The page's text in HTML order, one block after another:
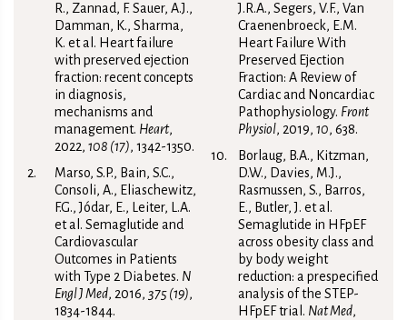
R., Zannad, F. Sauer, A.J.,
Damman, K., Sharma,
K. et al. Heart failure
with preserved ejection
fraction: recent concepts
in diagnosis,
mechanisms and
management. Heart,
2022, 108 (17), 1342-1350.
Marso, S.P., Bain, S.C.,
Consoli, A., Eliaschewitz,
F.G., Jódar, E., Leiter, L.A.
et al. Semaglutide and
Cardiovascular
Outcomes in Patients
with Type 2 Diabetes. N
Engl J Med, 2016, 375 (19),
1834-1844.
J.R.A., Segers, V.F., Van
Craenenbroeck, E.M.
Heart Failure With
Preserved Ejection
Fraction: A Review of
Cardiac and Noncardiac
Pathophysiology. Front
Physiol, 2019, 10, 638.
Borlaug, B.A., Kitzman,
D.W., Davies, M.J.,
Rasmussen, S., Barros,
E., Butler, J. et al.
Semaglutide in HFpEF
across obesity class and
by body weight
reduction: a prespecified
analysis of the STEP-
HFpEF trial. Nat Med,